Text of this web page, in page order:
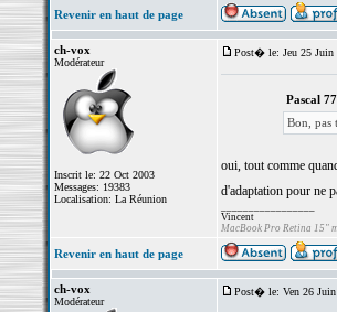
Revenir en haut de page
ch-vox
Modérateur
Inscrit le: 22 Oct 2003
Messages: 19383
Localisation: La Réunion
Post� le: Jeu 25 Juin
Pascal
Bon, pas
oui, tout comme
d'adaptation pour ne
Vincent
MacBook Pro Retina 15"
Revenir en haut de page
ch-vox
Modérateur
Post� le: Ven 26 Juin